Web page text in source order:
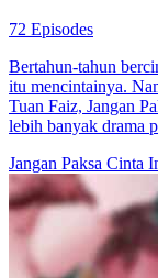
72 Episodes
Bertahun-tahun
itu mencintainya.
Tuan Faiz, Jangan
lebih banyak drama
Jangan Paksa Cinta